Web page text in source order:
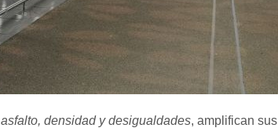
asfalto, densidad y desigualdades, amplifican sus